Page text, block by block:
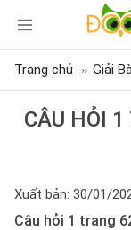
Trang chủ Giải
CÂU HỎI
Xuất bản: 30/01/
Câu hỏi 1 trang